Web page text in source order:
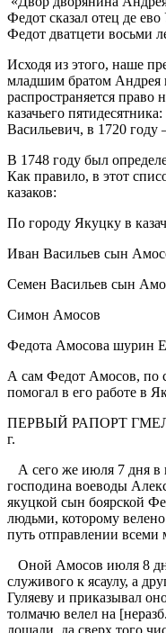
Федот сказал отец де
Федот дватцети восьми
Исходя из этого, наше
младшим братом Андрея
распространяется право
казачьего
Васильевич, в 1720
В 1748 году был
Как правило, в этот
казаков:
По городу Якуцку в
Иван Васильев сын
Семен Васильев сын
Симон Амосов
Федота Амосова шурин
А сам Федот Амосов,
помогал в его работе в
ПЕРВЫЙ РАПОРТ
г.
А сего же июля 7 дня в
господина воеводы
якуцкой сын боярской
людьми, которому
путь отправлении всеми
Оной Амосов июля 8
служивого к ясаулу, а
Гуляеву и приказывал
толмачю велел на
лошади, да сверх того